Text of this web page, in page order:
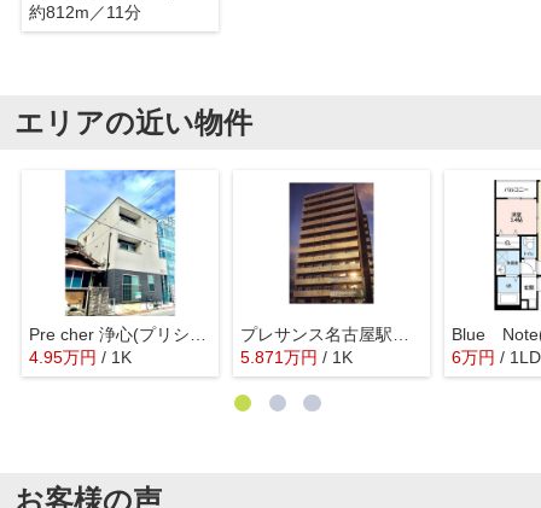
約812m／11分
エリアの近い物件
4.95万円 / 1K
5.871万円 / 1K 6万円 /
お客様の声